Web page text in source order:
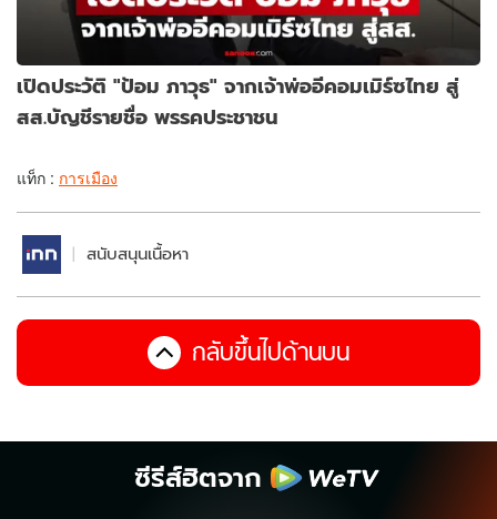
เปิดประวัติ "ป้อม ภาวุธ" จากเจ้าพ่ออีคอมเมิร์ซไทย สู่
สส.บัญชีรายชื่อ พรรคประชาชน
แท็ก : การเมือง
สนับสนุนเนื้อหา
กลับขึ้นไปด้านบน
ซีรีส์ฮิตจาก